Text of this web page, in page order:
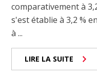
comparativement à
s'est établie à 3,2 %
à ...
LIRE LA SUITE